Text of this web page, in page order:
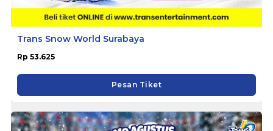
Trans Snow World Surabaya
Rp 53.625
Pesan Tiket